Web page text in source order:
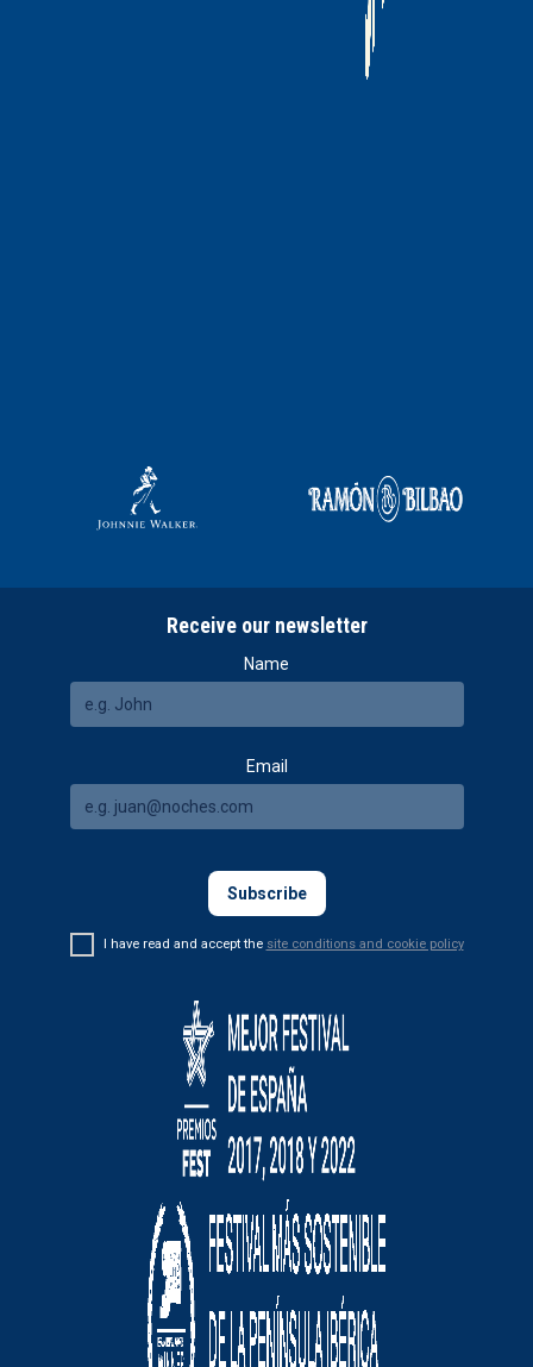
Receive our newsletter
Name
Email
I have read and accept the site conditions and cookie policy